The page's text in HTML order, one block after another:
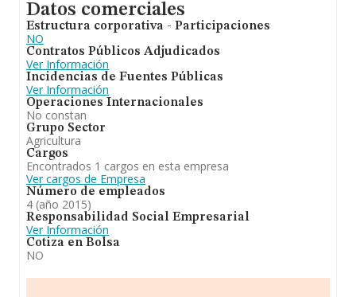
Datos comerciales
Estructura corporativa - Participaciones
NO
Contratos Públicos Adjudicados
Ver Información
Incidencias de Fuentes Públicas
Ver Información
Operaciones Internacionales
No constan
Grupo Sector
Agricultura
Cargos
Encontrados 1 cargos en esta empresa
Ver cargos de Empresa
Número de empleados
4 (año 2015)
Responsabilidad Social Empresarial
Ver Información
Cotiza en Bolsa
NO